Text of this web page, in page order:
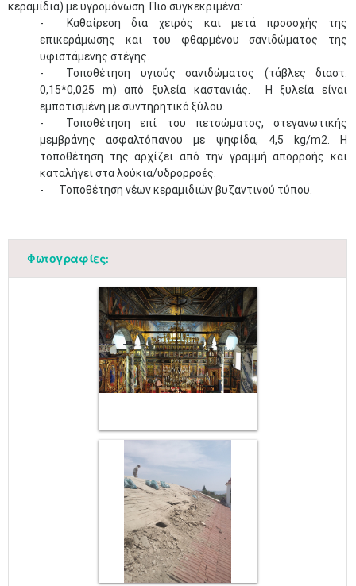
κεραμίδια) με υγρομόνωση. ​ Πιο συγκεκριμένα:
-
Καθαίρεση δια χειρός και μετά προσοχής της
επικεράμωσης και του φθαρμένου σανιδώματος της
υφιστάμενης στέγης.
-
Τοποθέτηση υγιούς σανιδώματος (τάβλες διαστ.
0,15*0,025 m) από ξυλεία καστανιάς. Η ξυλεία είναι
εμποτισμένη με συντηρητικό ξύλου.
-
Τοποθέτηση επί του πετσώματος, στεγανωτικής
μεμβράνης ασφαλτόπανου με ψηφίδα, 4,5 kg/m2. Η
τοποθέτηση της αρχίζει από την γραμμή απορροής και
καταλήγει στα λούκια/υδρορροές.
-
Τοποθέτηση νέων κεραμιδιών βυζαντινού τύπου.
Φωτογραφίες: